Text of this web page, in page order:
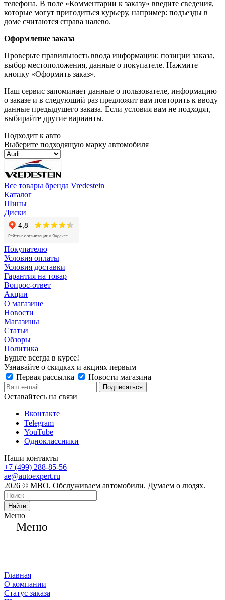
телефона. В поле «Комментарии к заказу» введите сведения,
которые могут пригодиться курьеру, например: подъезды в
доме считаются справа налево.
Оформление заказа
Проверьте правильность ввода информации: позиции заказа,
выбор местоположения, данные о покупателе. Нажмите
кнопку «Оформить заказ».
Наш сервис запоминает данные о пользователе, информацию
о заказе и в следующий раз предложит вам повторить к вводу
данные предыдущего заказа. Если условия вам не подходят,
выбирайте другие варианты.
Подходит к авто
Выберите подходящую марку автомобиля
Все товары бренда Vredestein
Каталог
Шины
Диски
Покупателю
Условия оплаты
Условия доставки
Гарантия на товар
Вопрос-ответ
Акции
О магазине
Новости
Магазины
Статьи
Обзоры
Политика
Будьте всегда в курсе!
Узнавайте о скидках и акциях первым
Первая рассылка
Новости магазина
Оставайтесь на связи
Вконтакте
Telegram
YouTube
Одноклассники
Наши контакты
+7 (499) 288-85-56
ae@autoexpert.ru
2026 © МВО. Обслуживаем автомобили. Думаем о людях.
Найти
Меню
Меню
Главная
О компании
Статус заказа